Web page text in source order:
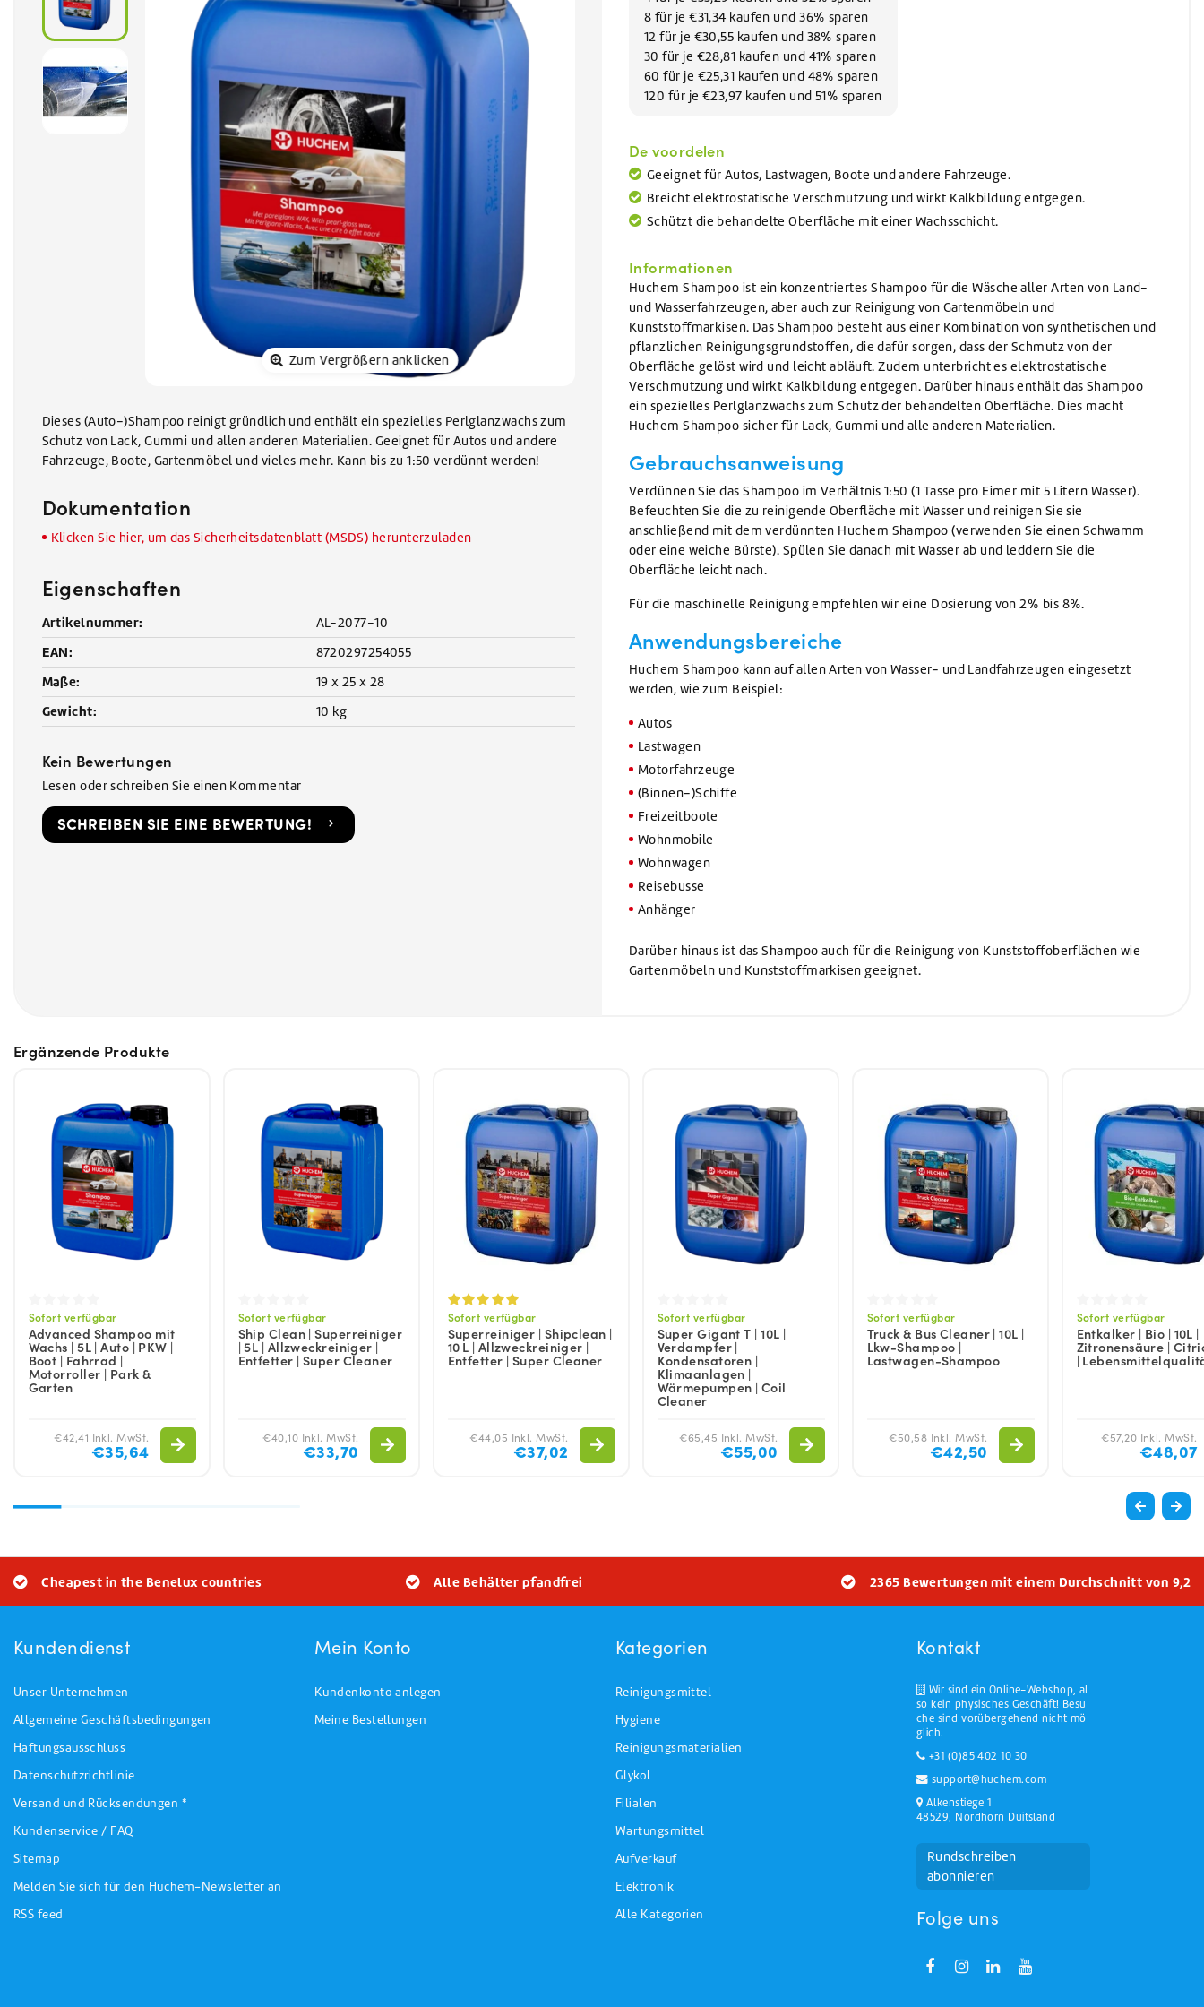
VIEW ALL AUFVERKAUF
Sonnenkollektoren reinigen
Geschirrreiniger
Geschirrspülmittel
VIEW ALL REINIGUNGSMITTEL
VIEW ALL WARTUNGSMITTEL
Zum Vergrößern anklicken
Dieses (Auto-)Shampoo reinigt gründlich und enthält ein spezielles Perlglanzwachs zum
Schutz von Lack, Gummi und allen anderen Materialien. Geeignet für Autos und andere
Fahrzeuge, Boote, Gartenmöbel und vieles mehr. Kann bis zu 1:50 verdünnt werden!
Dokumentation
Klicken Sie hier, um das Sicherheitsdatenblatt (MSDS) herunterzuladen
Eigenschaften
Artikelnummer: AL-2077-10
EAN: 8720297254055
Maße: 19 x 25 x 28
Gewicht: 10 kg
Kein Bewertungen
Lesen oder schreiben Sie einen Kommentar
SCHREIBEN SIE EINE BEWERTUNG!
8 für je €31,34 kaufen und 36% sparen
12 für je €30,55 kaufen und 38% sparen
30 für je €28,81 kaufen und 41% sparen
60 für je €25,31 kaufen und 48% sparen
120 für je €23,97 kaufen und 51% sparen
De voordelen
Geeignet für Autos, Lastwagen, Boote und andere Fahrzeuge.
Breicht elektrostatische Verschmutzung und wirkt Kalkbildung entgegen.
Schützt die behandelte Oberfläche mit einer Wachsschicht.
Informationen
Huchem Shampoo ist ein konzentriertes Shampoo für die Wäsche aller Arten von Land-
und Wasserfahrzeugen, aber auch zur Reinigung von Gartenmöbeln und
Kunststoffmarkisen. Das Shampoo besteht aus einer Kombination von synthetischen und
pflanzlichen Reinigungsgrundstoffen, die dafür sorgen, dass der Schmutz von der
Oberfläche gelöst wird und leicht abläuft. Zudem unterbricht es elektrostatische
Verschmutzung und wirkt Kalkbildung entgegen. Darüber hinaus enthält das Shampoo
ein spezielles Perlglanzwachs zum Schutz der behandelten Oberfläche. Dies macht
Huchem Shampoo sicher für Lack, Gummi und alle anderen Materialien.
Gebrauchsanweisung
Verdünnen Sie das Shampoo im Verhältnis 1:50 (1 Tasse pro Eimer mit 5 Litern Wasser).
Befeuchten Sie die zu reinigende Oberfläche mit Wasser und reinigen Sie sie
anschließend mit dem verdünnten Huchem Shampoo (verwenden Sie einen Schwamm
oder eine weiche Bürste). Spülen Sie danach mit Wasser ab und leddern Sie die
Oberfläche leicht nach.
Für die maschinelle Reinigung empfehlen wir eine Dosierung von 2% bis 8%.
Anwendungsbereiche
Huchem Shampoo kann auf allen Arten von Wasser- und Landfahrzeugen eingesetzt
werden, wie zum Beispiel:
Autos
Lastwagen
Motorfahrzeuge
(Binnen-)Schiffe
Freizeitboote
Wohnmobile
Wohnwagen
Reisebusse
Anhänger
Darüber hinaus ist das Shampoo auch für die Reinigung von Kunststoffoberflächen wie
Gartenmöbeln und Kunststoffmarkisen geeignet.
Ergänzende Produkte
Sofort verfügbar
Advanced Shampoo mit
Wachs | 5L | Auto | PKW |
Boot | Fahrrad |
Motorroller | Park &
Garten
€42,41 Inkl. MwSt.
€35,64
Sofort verfügbar
Ship Clean | Superreiniger
| 5L | Allzweckreiniger |
Entfetter | Super Cleaner
€40,10 Inkl. MwSt.
€33,70
Sofort verfügbar
Superreiniger | Shipclean |
10 L | Allzweckreiniger |
Entfetter | Super Cleaner
€44,05 Inkl. MwSt.
€37,02
Sofort verfügbar
Super Gigant T | 10L |
Verdampfer |
Kondensatoren |
Klimaanlagen |
Wärmepumpen | Coil
Cleaner
€65,45 Inkl. MwSt.
€55,00
Sofort verfügbar
Truck & Bus Cleaner | 10L |
Lkw-Shampoo |
Lastwagen-Shampoo
€50,58 Inkl. MwSt.
€42,50
Sofort verfügbar
Entkalker | Bio | 10L |
Zitronensäure |
|
€57,20 Inkl. MwSt.
€48,07
Cheapest in the Benelux countries Alle Behälter pfandfrei 2365 Bewertungen mit einem Durchschnitt von 9,2
Kundendienst
Unser Unternehmen
Allgemeine Geschäftsbedingungen
Haftungsausschluss
Datenschutzrichtlinie
Versand und Rücksendungen *
Kundenservice / FAQ
Sitemap
Melden Sie sich für den Huchem-Newsletter an
RSS feed
Mein Konto
Kundenkonto anlegen
Meine Bestellungen
Kategorien
Reinigungsmittel
Hygiene
Reinigungsmaterialien
Glykol
Filialen
Wartungsmittel
Aufverkauf
Elektronik
Alle Kategorien
Kontakt
Wir sind ein Online-Webshop, al
so kein physisches Geschäft! Besu
che sind vorübergehend nicht mö
glich.
+31 (0)85 402 10 30
support@huchem.com
Alkenstiege 1
48529, Nordhorn Duitsland
Rundschreiben
abonnieren
Folge uns